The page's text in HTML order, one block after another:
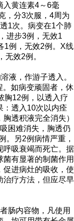
入黄连素4～6毫
，分3次服，4周为
1次。病变在1个肺
进步3例，无效1
1例，无效2例。X线
无效2例。
液，作游子透入。
如病变顽固者，休
胸12例，以透入疗
：透入10次以内痊
透积液完全消失）
困难消失，胸透仍
。另2例病情严重，
呼吸衰竭而死亡。据
有显著的制菌作用
促进病灶的吸收，使
治疗方法，但应尽早
肠内容物，凡使用